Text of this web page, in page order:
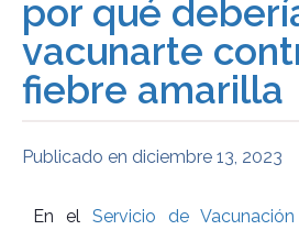
por qué
vacunarte
fiebre amarilla
Publicado en diciembre 13, 2023
En el Servicio de